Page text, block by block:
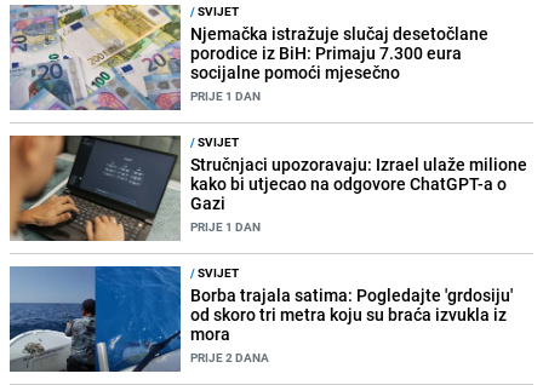
/SVIJET
Njemačka istražuje slučaj desetočlane
porodice iz BiH: Primaju 7.300 eura
socijalne pomoći mjesečno
PRIJE 1 DAN
/SVIJET
Stručnjaci upozoravaju: Izrael ulaže milione
kako bi utjecao na odgovore ChatGPT-a o
Gazi
PRIJE 1 DAN
/SVIJET
Borba trajala satima: Pogledajte 'grdosiju'
od skoro tri metra koju su braća izvukla iz
mora
PRIJE 2 DANA